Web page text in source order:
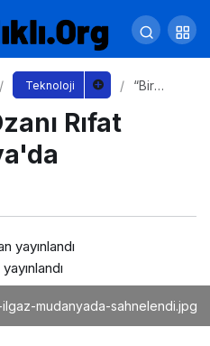
Teknoloji
“Bir
Rıfat
yayınlandı
yayınlandı
mudanyada-sahnelendi.jpg
Türkülerle Anıldı